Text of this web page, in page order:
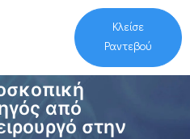
Κλείσε
Ραντεβού
από
στην